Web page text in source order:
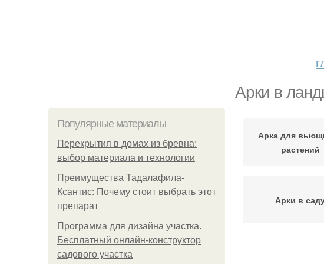
Арки в
Популярные материалы
Перекрытия в домах из бревна:
выбор материала и технологии
Преимущества Тадалафила-
Ксантис: Почему стоит выбрать этот
препарат
Программа для дизайна участка.
Бесплатный онлайн-конструктор
садового участка
Арка для
растений
Арки в